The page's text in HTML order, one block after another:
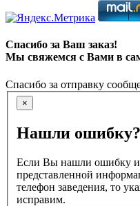
Спасибо за Ваш заказ!
Мы свяжемся с Вами в
Спасибо за отправку
×
Нашли ошибку?
Если Вы нашли ошибку
представленной
телефон заведения, то
исправим.